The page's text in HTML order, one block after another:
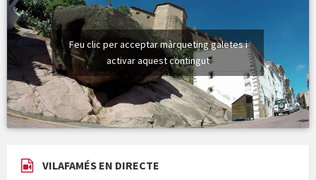
Feu clic per acceptar màrqueting galetes i
activar aquest contingut
VILAFAMÉS EN DIRECTE